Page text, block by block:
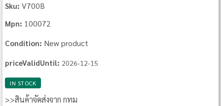
Sku: V700B
Mpn: 100072
Condition: New product
priceValidUntil: 2026-12-15
IN STOCK
>>สินค้าจัดส่งจาก กทม